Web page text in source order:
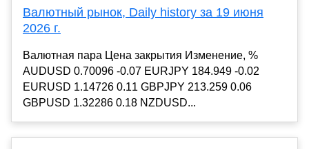
Валютный рынок, Daily history за 19 июня
2026 г.
Валютная пара Цена закрытия Изменение, %
AUDUSD 0.70096 -0.07 EURJPY 184.949 -0.02
EURUSD 1.14726 0.11 GBPJPY 213.259 0.06
GBPUSD 1.32286 0.18 NZDUSD...